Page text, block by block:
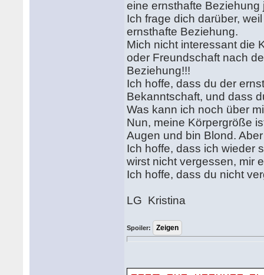
eine ernsthafte Beziehung
Ich frage dich darüber,
ernsthafte Beziehung.
Mich nicht interessant die
oder Freundschaft nach
Beziehung!!!
Ich hoffe, dass du der
Bekanntschaft, und dass
Was kann ich noch über
Nun, meine Körpergröße
Augen und bin Blond.
Ich hoffe, dass ich wieder
wirst nicht vergessen, mir
Ich hoffe, dass du nicht
LG Kristina
Spoiler: